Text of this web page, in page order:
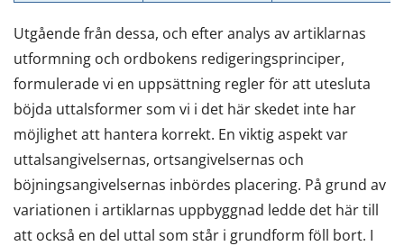
Utgående från dessa, och efter analys av artiklarnas
utformning och ordbokens redigeringsprinciper,
formulerade vi en uppsättning regler för att utesluta
böjda uttalsformer som vi i det här skedet inte har
möjlighet att hantera korrekt. En viktig aspekt var
uttalsangivelsernas, ortsangivelsernas och
böjningsangivelsernas inbördes placering. På grund av
variationen i artiklarnas uppbyggnad ledde det här till
att också en del uttal som står i grundform föll bort. I